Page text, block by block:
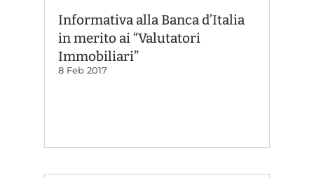
Informativa alla Banca d’Italia
in merito ai “Valutatori
Immobiliari”
8 Feb 2017